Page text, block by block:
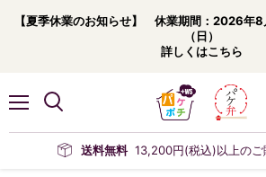
【夏季休業のお知らせ】 休業期間：2026年
（日）
詳しくはこちら
ニ
送料無料 13,200円(税込)以上の